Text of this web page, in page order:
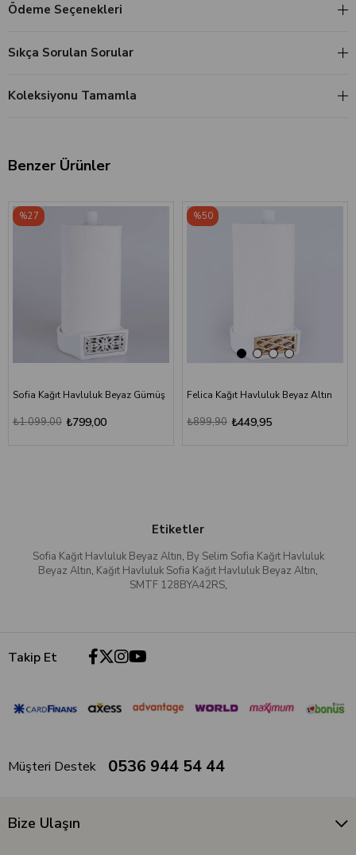
Ödeme Seçenekleri
Sıkça Sorulan Sorular
Koleksiyonu Tamamla
Benzer Ürünler
Sofia Kağıt Havluluk Beyaz Gümüş
₺799,00
₺1.099,00
%27
Felica Kağıt Havluluk Beyaz Altın
₺449,95
₺899,90
%50
Etiketler
Sofia Kağıt Havluluk Beyaz Altın, By Selim Sofia Kağıt Havluluk
Beyaz Altın, Kağıt Havluluk Sofia Kağıt Havluluk Beyaz Altın,
SMTF 128BYA42RS,
Takip Et
Müşteri Destek 0536 944 54 44
Bize Ulaşın